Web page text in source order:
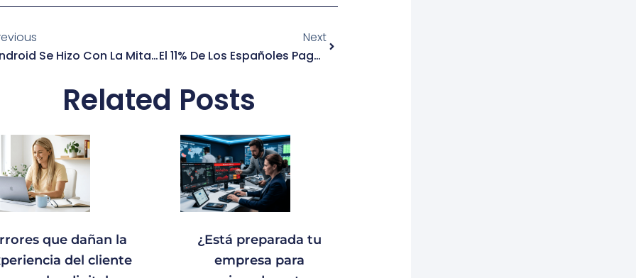
Android Se Hizo Con La Mitad De América Latina
Next
El 11% De Los Españoles Paga A Través Del Móvil
Related Posts
que dañan la
del cliente
¿Está preparada tu
empresa para